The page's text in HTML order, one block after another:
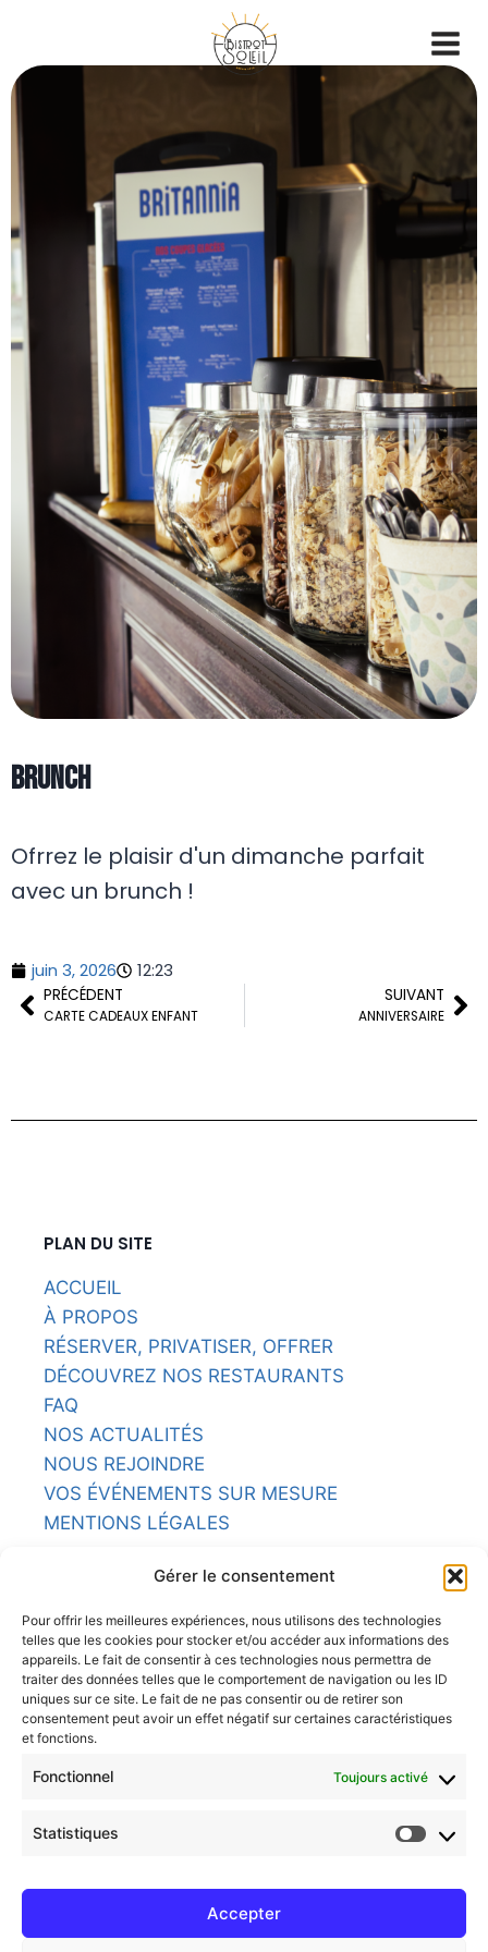
Gérer le consentement
Pour offrir les meilleures expériences, nous utilisons des technologies
telles que les cookies pour stocker et/ou accéder aux informations des
appareils. Le fait de consentir à ces technologies nous permettra de
traiter des données telles que le comportement de navigation ou les ID
uniques sur ce site. Le fait de ne pas consentir ou de retirer son
consentement peut avoir un effet négatif sur certaines caractéristiques
et fonctions.
Fonctionnel Toujours activé
Statistiques
Accepter
BRUNCH
Ofrrez le plaisir d'un dimanche parfait
avec un brunch !
juin 3, 2026 12:23
PRÉCÉDENT
CARTE CADEAUX ENFANT
SUIVANT
ANNIVERSAIRE
PLAN DU SITE
ACCUEIL
À PROPOS
RÉSERVER, PRIVATISER, OFFRER
DÉCOUVREZ NOS RESTAURANTS
FAQ
NOS ACTUALITÉS
NOUS REJOINDRE
VOS ÉVÉNEMENTS SUR MESURE
MENTIONS LÉGALES
NOS RESTAURANTS
L'ARMORIC
LA POTINIÈRE
LE BRITANNIA
LE CAVOK